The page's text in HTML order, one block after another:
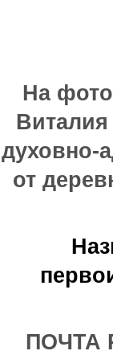
На
духовно-
от
ПОЧТА